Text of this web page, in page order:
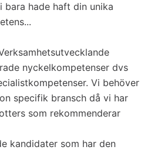
bara hade haft din unika
nyckelkompetenser dvs
Vi behöver
specifik bransch då vi har
som rekommenderar
kandidater som har den